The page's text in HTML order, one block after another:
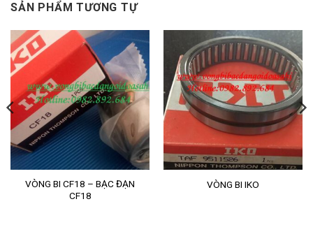
SẢN PHẨM TƯƠNG TỰ
VÒNG BI CF18 – BẠC ĐẠN
CF18
VÒNG BI IKO